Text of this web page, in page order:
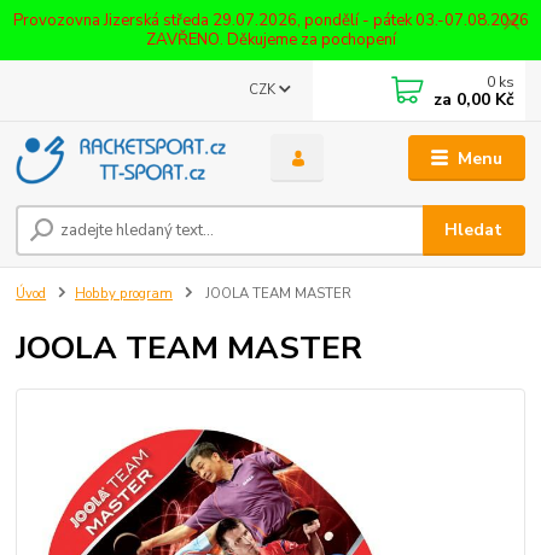
Provozovna Jizerská středa 29.07.2026, pondělí - pátek 03.-07.08.2026
ZAVŘENO. Děkujeme za pochopení
Menu
CZK
Hledat
0 ks
za 0,00 Kč
Úvod Hobby program JOOLA TEAM MASTER
JOOLA TEAM MASTER